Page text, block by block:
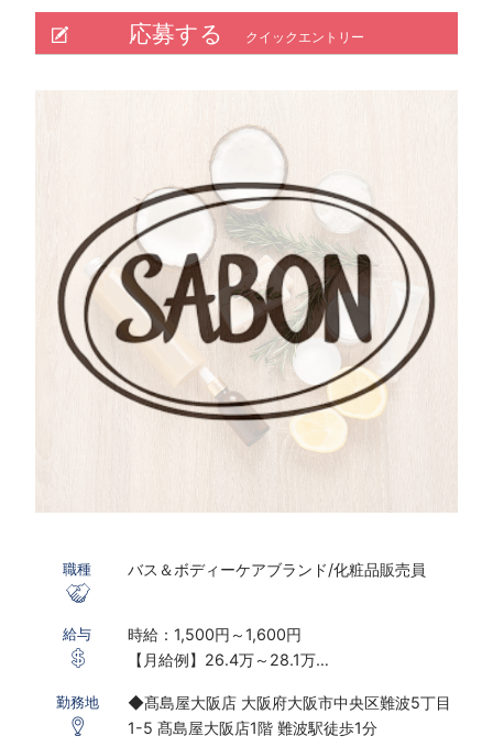
応募する クイックエントリー
職種 バス＆ボディーケアブランド/化粧品販売員
給与
時給：1,500円～1,600円
【月給例】26.4万～28.1万
※研修期間あり
※時給は経験・スキルにより決定いたします
勤務地
◆髙島屋大阪店 大阪府大阪市中央区難波5丁目
1-5 髙島屋大阪店1階 難波駅徒歩1分